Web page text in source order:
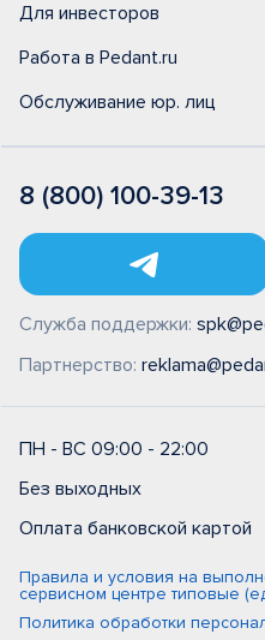
Для инвесторов
Работа в Pedant.ru
Обслуживание юр. лиц
8 (800) 100-39-13
Служба поддержки:
Партнерство:
ПН - ВС 09:00 - 22:00
Без выходных
Оплата банковской картой
Правила и условия на
сервисном центре типовые
Политика обработки